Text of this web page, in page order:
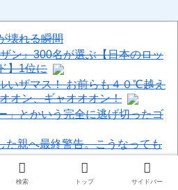
壊れる瞬間
ン』300名が選ぶ【日本のロッ
】1位に
いザマス！ お前らも４０℃越え
オン、ギャオオオン！
」とかいう完全に逃げ切ったゴ
た親へ最終警告。こうなっても
7年の重さ、殺してしまい傷害致
検索 トップ サイドバー